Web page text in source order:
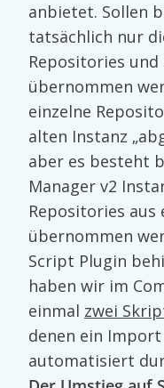
anbietet. Sollen
tatsächlich nur
Repositories
übernommen
einzelne
alten Instanz
aber es besteht
Manager v2
Repositories
übernommen
Script Plugin
haben wir im
einmal zwei
denen ein
automatisiert